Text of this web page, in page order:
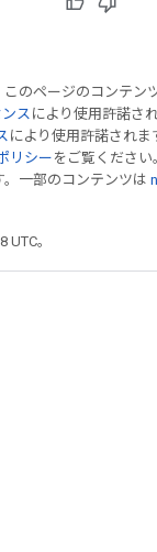
のページのコンテン
ス により使用許諾さ
により使用許諾されま
リシー をご覧ください
一部のコンテンツは
。